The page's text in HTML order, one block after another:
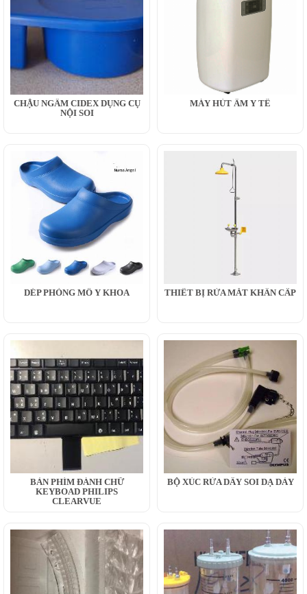
CHẬU NGÂM CIDEX DỤNG CỤ
NỘI SOI
MÁY HÚT ẨM Y TẾ
DÉP PHÒNG MỔ Y KHOA THIẾT BỊ RỬA MẮT KHẨN CẤP
BÀN PHÍM ĐÁNH CHỮ
KEYBOAD PHILIPS
CLEARVUE
BỘ XÚC RỬA DÂY SOI DẠ DÀY